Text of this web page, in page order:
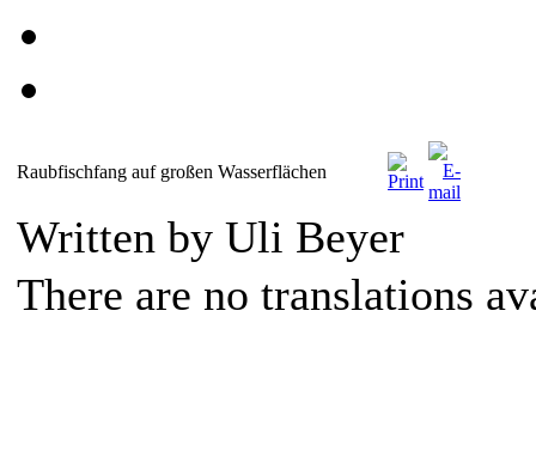
Raubfischfang auf großen Wasserflächen
Written by Uli Beyer
There are no translations